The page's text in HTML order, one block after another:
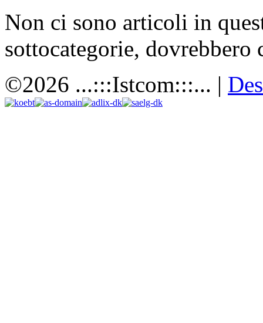
Non ci sono articoli in
sottocategorie,
©2026 ...:::Istcom:::... |